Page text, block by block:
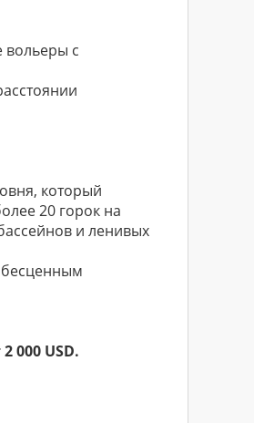
вольеры с
который
20 горок на
и ленивых
бесценным
000 USD.